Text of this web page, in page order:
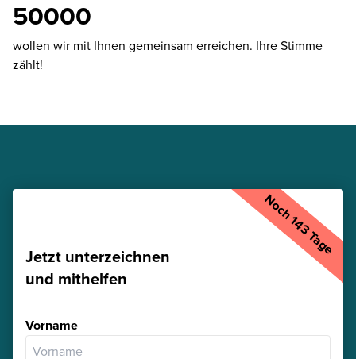
50000
wollen wir mit Ihnen gemeinsam erreichen. Ihre Stimme
zählt!
Noch 143 Tage
Jetzt unterzeichnen
und mithelfen
Vorname